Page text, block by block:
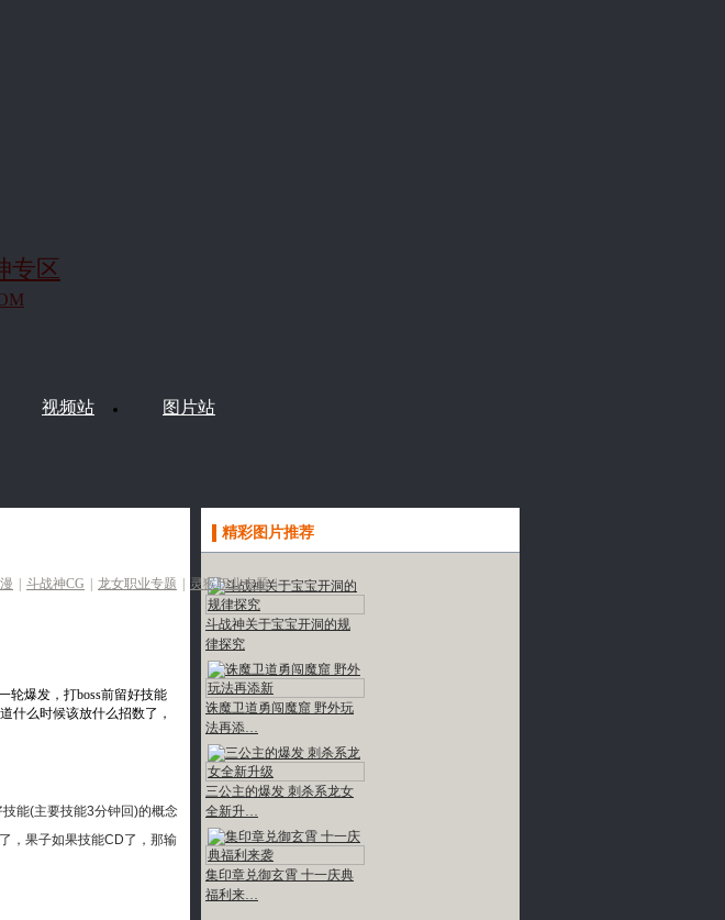
专区
视频站 图片站
斗战神CG 龙女职业专题 灵猴职业专题 |
轮爆发，打boss前留好技能
什么时候该放什么招数了，
能(主要技能3分钟回)的概念
，果子如果技能CD了，那输
精彩图片推荐
更多»
斗战神关于宝宝开洞的规
律探究
诛魔卫道勇闯魔窟 野外玩
法再添…
三公主的爆发 刺杀系龙女
全新升…
集印章兑御玄霄 十一庆典
福利来…